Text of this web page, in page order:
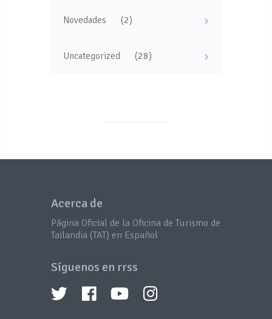
Novedades (2)
Uncategorized (28)
Acerca de
Página Oficial de la Oficina de Turismo de
Tailandia (TAT) en Español
Síguenos en rrss